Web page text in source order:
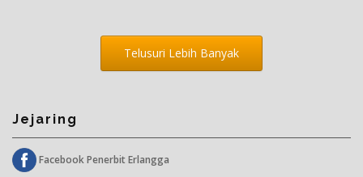
Telusuri Lebih Banyak
Jejaring
Facebook Penerbit Erlangga